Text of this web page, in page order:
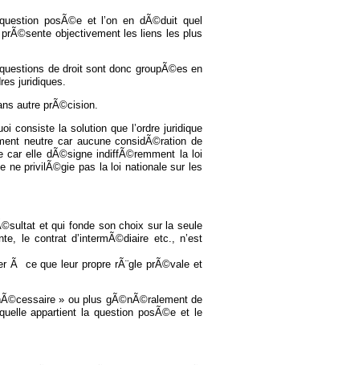
posÃ©e et l’on en dÃ©duit quel
objectivement les liens les plus
de droit sont donc groupÃ©es en
juridiques.
autre prÃ©cision.
consiste la solution que l’ordre juridique
neutre car aucune considÃ©ration de
car elle dÃ©signe indiffÃ©remment la loi
ne privilÃ©gie pas la loi nationale sur les
et qui fonde son choix sur la seule
le contrat d’intermÃ©diaire etc., n’est
Ã ce que leur propre rÃ¨gle prÃ©vale et
» ou plus gÃ©nÃ©ralement de
appartient la question posÃ©e et le